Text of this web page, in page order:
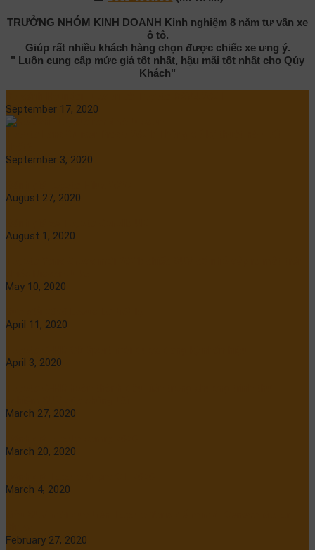
TRƯỞNG NHÓM KINH DOANH Kinh nghiệm 8 năm tư vấn xe
ô tô.
Giúp rất nhiều khách hàng chọn được chiếc xe ưng ý.
" Luôn cung cấp mức giá tốt nhất, hậu mãi tốt nhất cho Qúy
Khách"
September 17, 2020
September 3, 2020
August 27, 2020
August 1, 2020
May 10, 2020
April 11, 2020
April 3, 2020
March 27, 2020
March 20, 2020
March 4, 2020
February 27, 2020